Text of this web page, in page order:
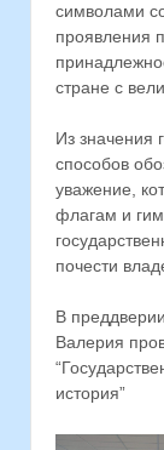
символами
проявления
стране с
Из значения
способов
уважение,
флагам и
почести
В
Валерия
история”